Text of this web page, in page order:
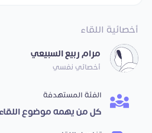
أخصائية اللقاء
مرام ربيع السبيعي
أخصائي نفسي
الفئة المستهدفة
كل من يهمه موضوع اللقاء